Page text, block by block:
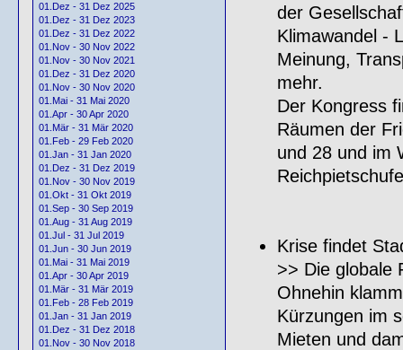
01.Dez - 31 Dez 2025
01.Dez - 31 Dez 2023
01.Dez - 31 Dez 2022
01.Nov - 30 Nov 2022
01.Nov - 30 Nov 2021
01.Dez - 31 Dez 2020
01.Nov - 30 Nov 2020
01.Mai - 31 Mai 2020
01.Apr - 30 Apr 2020
01.Mär - 31 Mär 2020
01.Feb - 29 Feb 2020
01.Jan - 31 Jan 2020
01.Dez - 31 Dez 2019
01.Nov - 30 Nov 2019
01.Okt - 31 Okt 2019
01.Sep - 30 Sep 2019
01.Aug - 31 Aug 2019
01.Jul - 31 Jul 2019
01.Jun - 30 Jun 2019
01.Mai - 31 Mai 2019
01.Apr - 30 Apr 2019
01.Mär - 31 Mär 2019
01.Feb - 28 Feb 2019
01.Jan - 31 Jan 2019
01.Dez - 31 Dez 2018
01.Nov - 30 Nov 2018
der
Klimawandel -
Meinung,
mehr.
Der Kongress
Räumen der
und 28 und im
Krise findet
>> Die globale
Ohnehin
Kürzungen im
Mieten und